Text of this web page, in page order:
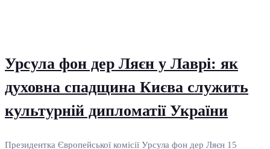
Урсула фон дер Ляєн у Лаврі: як
духовна спадщина Києва служить
культурній дипломатії України
Президентка Європейської комісії Урсула фон дер Ляєн 15